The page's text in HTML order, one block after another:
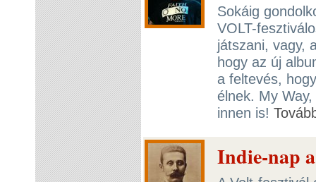
Sokáig
VOLT-
játszani, vagy,
hogy az új
a feltevés,
élnek. My
innen is!
Indie-nap